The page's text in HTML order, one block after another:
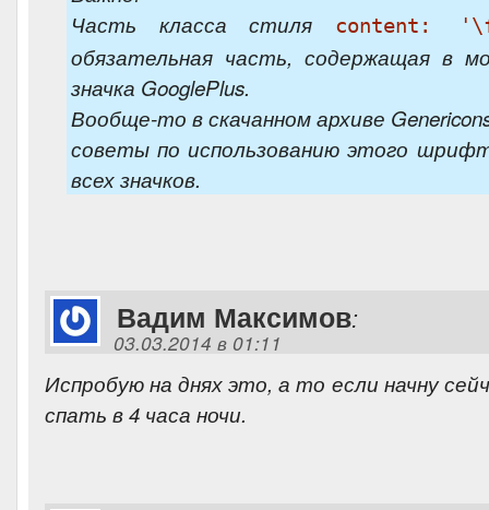
Часть класса стиля
content:
обязательная часть, содержащая в
значка GooglePlus.
Вообще-то в скачанном архиве
советы по использованию этого
всех значков.
Вадим Максимов:
03.03.2014 в 01:11
Испробую на днях это, а то если начну
спать в 4 часа ночи.